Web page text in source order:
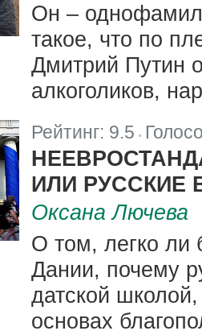
Он –
такое, что по
Дмитрий Путин
алкоголиков,
Рейтинг: 9.5
ИЛИ РУССКИЕ
Оксана Лючева
О том, легко ли
Дании, почему
датской
основах